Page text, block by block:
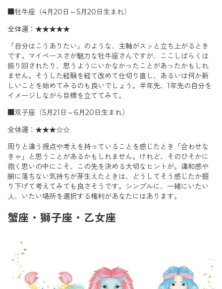
■牡牛座（4月20日～5月20日生まれ）
全体運：★★★★★
「自分はこうありたい」のような、主軸がスッと立ち上がるとき
です。マイペースさが魅力な牡牛座さんですが、ここしばらくは
振り回されたり、思うようにいかなかったことがあったかもしれ
ません。そうした経験を経て改めて仕切り直し、あるいは何か新
しいことを始めてみるのも良いでしょう。半年先、1年先の自分を
イメージしながら目標を立ててみて。
■双子座（5月21日～6月20日生まれ）
全体運：★★★☆☆
周りと違う視点や考えを持っていることを感じたとき「合わせな
きゃ」と思うことがあるかもしれません。けれど、そのひそかに
抱く思いの中にこそ、この先を決める大切なヒントが。違和感や
腑に落ちない気持ちが芽生えたときは、どうしてそう感じたか掘
り下げて考えてみても良さそうです。シンプルに、一緒にいたい
人、いたい場所を選択する権利があなたにはあります。
蟹座・獅子座・乙女座